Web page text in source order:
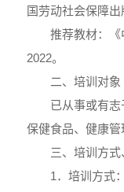
国劳动社会保障出
推荐教材：
2022。
二、培训对象
已从事或有
保健食品、健康
三、培训方式
1．培训方式